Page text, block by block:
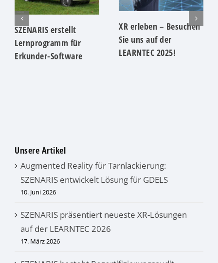
SZENARIS erstellt
Lernprogramm für
Erkunder-Software
XR erleben – Besuchen
Sie uns auf der
LEARNTEC 2025!
Unsere Artikel
Augmented Reality für Tarnlackierung:
SZENARIS entwickelt Lösung für GDELS
10. Juni 2026
SZENARIS präsentiert neueste XR-Lösungen
auf der LEARNTEC 2026
17. März 2026